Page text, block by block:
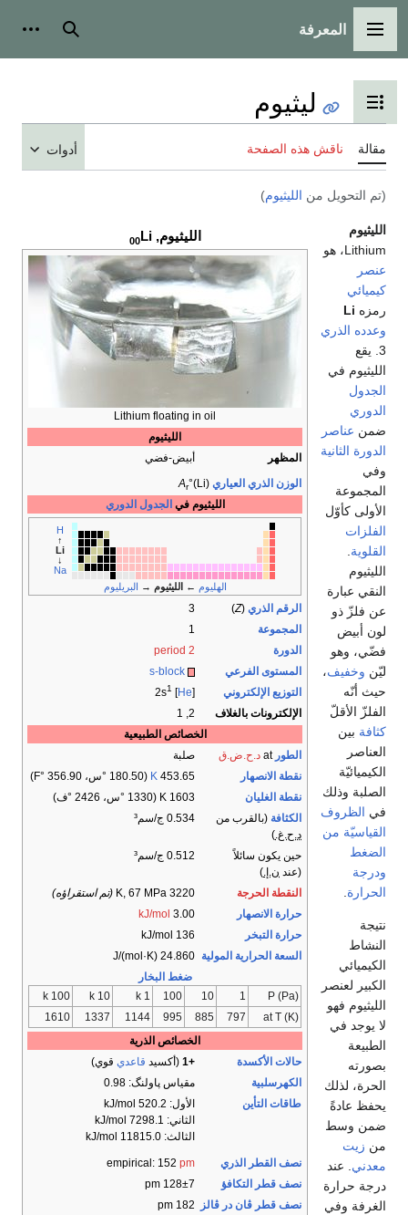
القائمة الرئيسية
المعرفة بحث
تبديل عرض جدول المحتويات
ليثيوم
مقالة ناقش هذه الصفحة أدوات
(تم التحويل من الليثيوم)
الليثيوم, 00Li
Lithium floating in oil
الليثيوم
المظهر
أبيض-فضي
الوزن الذري العياري
Ar°(Li)
الليثيوم في الجدول الدوري
H
↑
Li
↓
Na
الهليوم ← الليثيوم → البريليوم
الرقم الذري (
Z
)
3
المجموعة
1
الدورة
period 2
المستوى الفرعي
s-block
التوزيع الإلكتروني
[
He
] 2s
1
الإلكترونات بالغلاف
2, 1
الخصائص الطبيعية
الطور at د.ح.ض.ق
صلبة
نقطة الانصهار
453.65
K ​(180.50 °س، ​356.90 °F)
نقطة الغليان
1603 K ​(1330 °س، ​2426 °ف)
الكثافة (بالقرب من
د.ح.غ.)
0.534 ج/سم³
حين يكون سائلاً
(عند ن.إ.)
0.512 ج/سم³
النقطة الحرجة 3220 K, 67 MPa
(تم استقراؤه)
حرارة الانصهار
3.00
kJ/mol
حرارة التبخر
136 kJ/mol
السعة الحرارية المولية 24.860 J/(mol·K)
ضغط البخار
P (Pa)
1
10
100
1 k
10 k
100 k
at T (K)
797
885
995
1144
1337
1610
الخصائص الذرية
حالات الأكسدة
+1 ​(أكسيد قاعدي قوي)
الكهرسلبية
مقياس پاولنگ: 0.98
طاقات التأين
الأول: 520.2 kJ/mol
الثاني: 7298.1 kJ/mol
الثالث: 11815.0 kJ/mol
نصف القطر الذري empirical: 152 pm
نصف قطر التكافؤ
128±7 pm
نصف قطر ڤان در ڤالز
182 pm
الليثيوم
Lithium، هو
عنصر
كيميائي
رمزه Li
وعدده الذري
3. يقع
الليثيوم في
الجدول
الدوري
ضمن عناصر
الدورة الثانية
وفي
المجموعة
الأولى كأوّل
الفلزات
القلوية
الليثيوم
النقي عبارة
عن فلزّ ذو
لون أبيض
فضّي، وهو
ليّن وخفيف،
حيث أنّه
الفلزّ الأقلّ
كثافة بين
العناصر
الكيميائيّة
الصلبة وذلك
في الظروف
القياسيّة من
الضغط
ودرجة
الحرارة
نتيجة
النشاط
الكيميائي
الكبير لعنصر
الليثيوم فهو
لا يوجد في
الطبيعة
بصورته
الحرة، لذلك
يحفظ عادةً
ضمن وسط
من زيت
معدني . عند
درجة حرارة
الغرفة وفي